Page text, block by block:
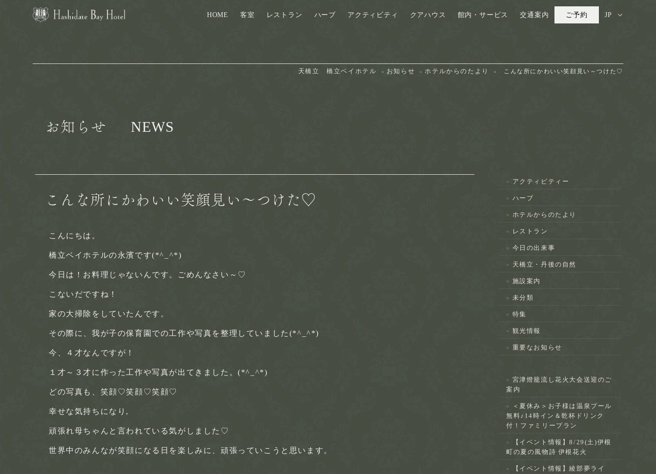
HOME 客室 レストラン ハーブ アクティビティ クアハウス 館内・サービス 交通案内 ご予約 JP
天橋立　橋立ベイホテル お知らせ ホテルからのたより こんな所にかわいい笑顔見い～つけた♡
お知らせ NEWS
こんな所にかわいい笑顔見い～つけた♡
こんにちは。
橋立ベイホテルの永濱です(*^_^*)
今日は！お料理じゃないんです。ごめんなさい～♡
こないだですね！
家の大掃除をしていたんです。
その際に、我が子の保育園での工作や写真を整理していました(*^_^*)
今、４才なんですが！
１才～３才に作った工作や写真が出てきました。(*^_^*)
どの写真も、笑顔♡笑顔♡笑顔♡
幸せな気持ちになり,
頑張れ母ちゃんと言われている気がしました♡
世界中のみんなが笑顔になる日を楽しみに、頑張っていこうと思います。
アクティビティー
ハーブ
ホテルからのたより
レストラン
今日の出来事
天橋立・丹後の自然
施設案内
未分類
特集
観光情報
重要なお知らせ
宮津燈籠流し花火大会送迎のご
案内
＜夏休み＞お子様は温泉プール
無料♪14時イン＆乾杯ドリンク
付！ファミリープラン
【イベント情報】8/29(土)伊根
町の夏の風物詩 伊根花火
【イベント情報】綾部夢ライ